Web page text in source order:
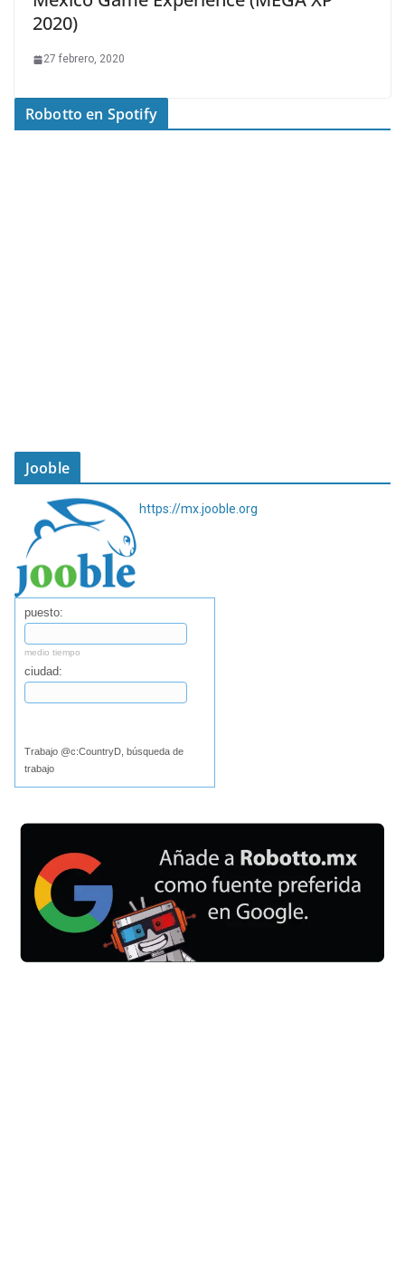
2020)
27 febrero, 2020
Robotto en Spotify
Jooble
https://mx.jooble.org
puesto:
medio tiempo
ciudad:
Trabajo @c:CountryD, búsqueda de
trabajo